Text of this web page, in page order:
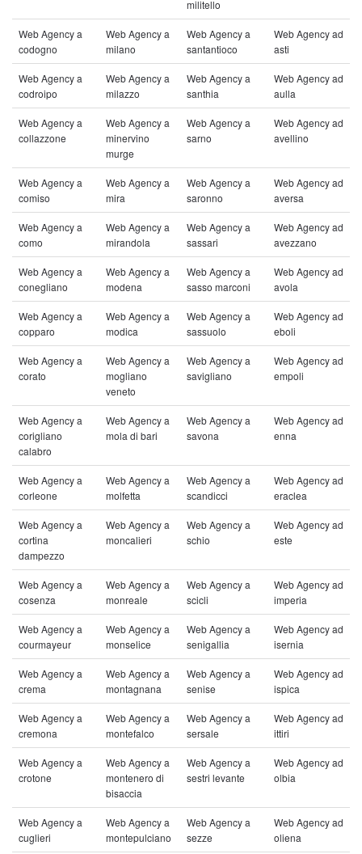
militello
Web Agency a
codogno
Web Agency a
milano
Web Agency a
santantioco
Web Agency ad
asti
Web Agency a
codroipo
Web Agency a
milazzo
Web Agency a
santhia
Web Agency ad
aulla
Web Agency a
collazzone
Web Agency a
minervino
murge
Web Agency a
sarno
Web Agency ad
avellino
Web Agency a
comiso
Web Agency a
mira
Web Agency a
saronno
Web Agency ad
aversa
Web Agency a
como
Web Agency a
mirandola
Web Agency a
sassari
Web Agency ad
avezzano
Web Agency a
conegliano
Web Agency a
modena
Web Agency a
sasso marconi
Web Agency ad
avola
Web Agency a
copparo
Web Agency a
modica
Web Agency a
sassuolo
Web Agency ad
eboli
Web Agency a
corato
Web Agency a
mogliano
veneto
Web Agency a
savigliano
Web Agency ad
empoli
Web Agency a
corigliano
calabro
Web Agency a
mola di bari
Web Agency a
savona
Web Agency ad
enna
Web Agency a
corleone
Web Agency a
molfetta
Web Agency a
scandicci
Web Agency ad
eraclea
Web Agency a
cortina
dampezzo
Web Agency a
moncalieri
Web Agency a
schio
Web Agency ad
este
Web Agency a
cosenza
Web Agency a
monreale
Web Agency a
scicli
Web Agency ad
imperia
Web Agency a
courmayeur
Web Agency a
monselice
Web Agency a
senigallia
Web Agency ad
isernia
Web Agency a
crema
Web Agency a
montagnana
Web Agency a
senise
Web Agency ad
ispica
Web Agency a
cremona
Web Agency a
montefalco
Web Agency a
sersale
Web Agency ad
ittiri
Web Agency a
crotone
Web Agency a
montenero di
bisaccia
Web Agency a
sestri levante
Web Agency ad
olbia
Web Agency a
cuglieri
Web Agency a
montepulciano
Web Agency a
sezze
Web Agency ad
oliena